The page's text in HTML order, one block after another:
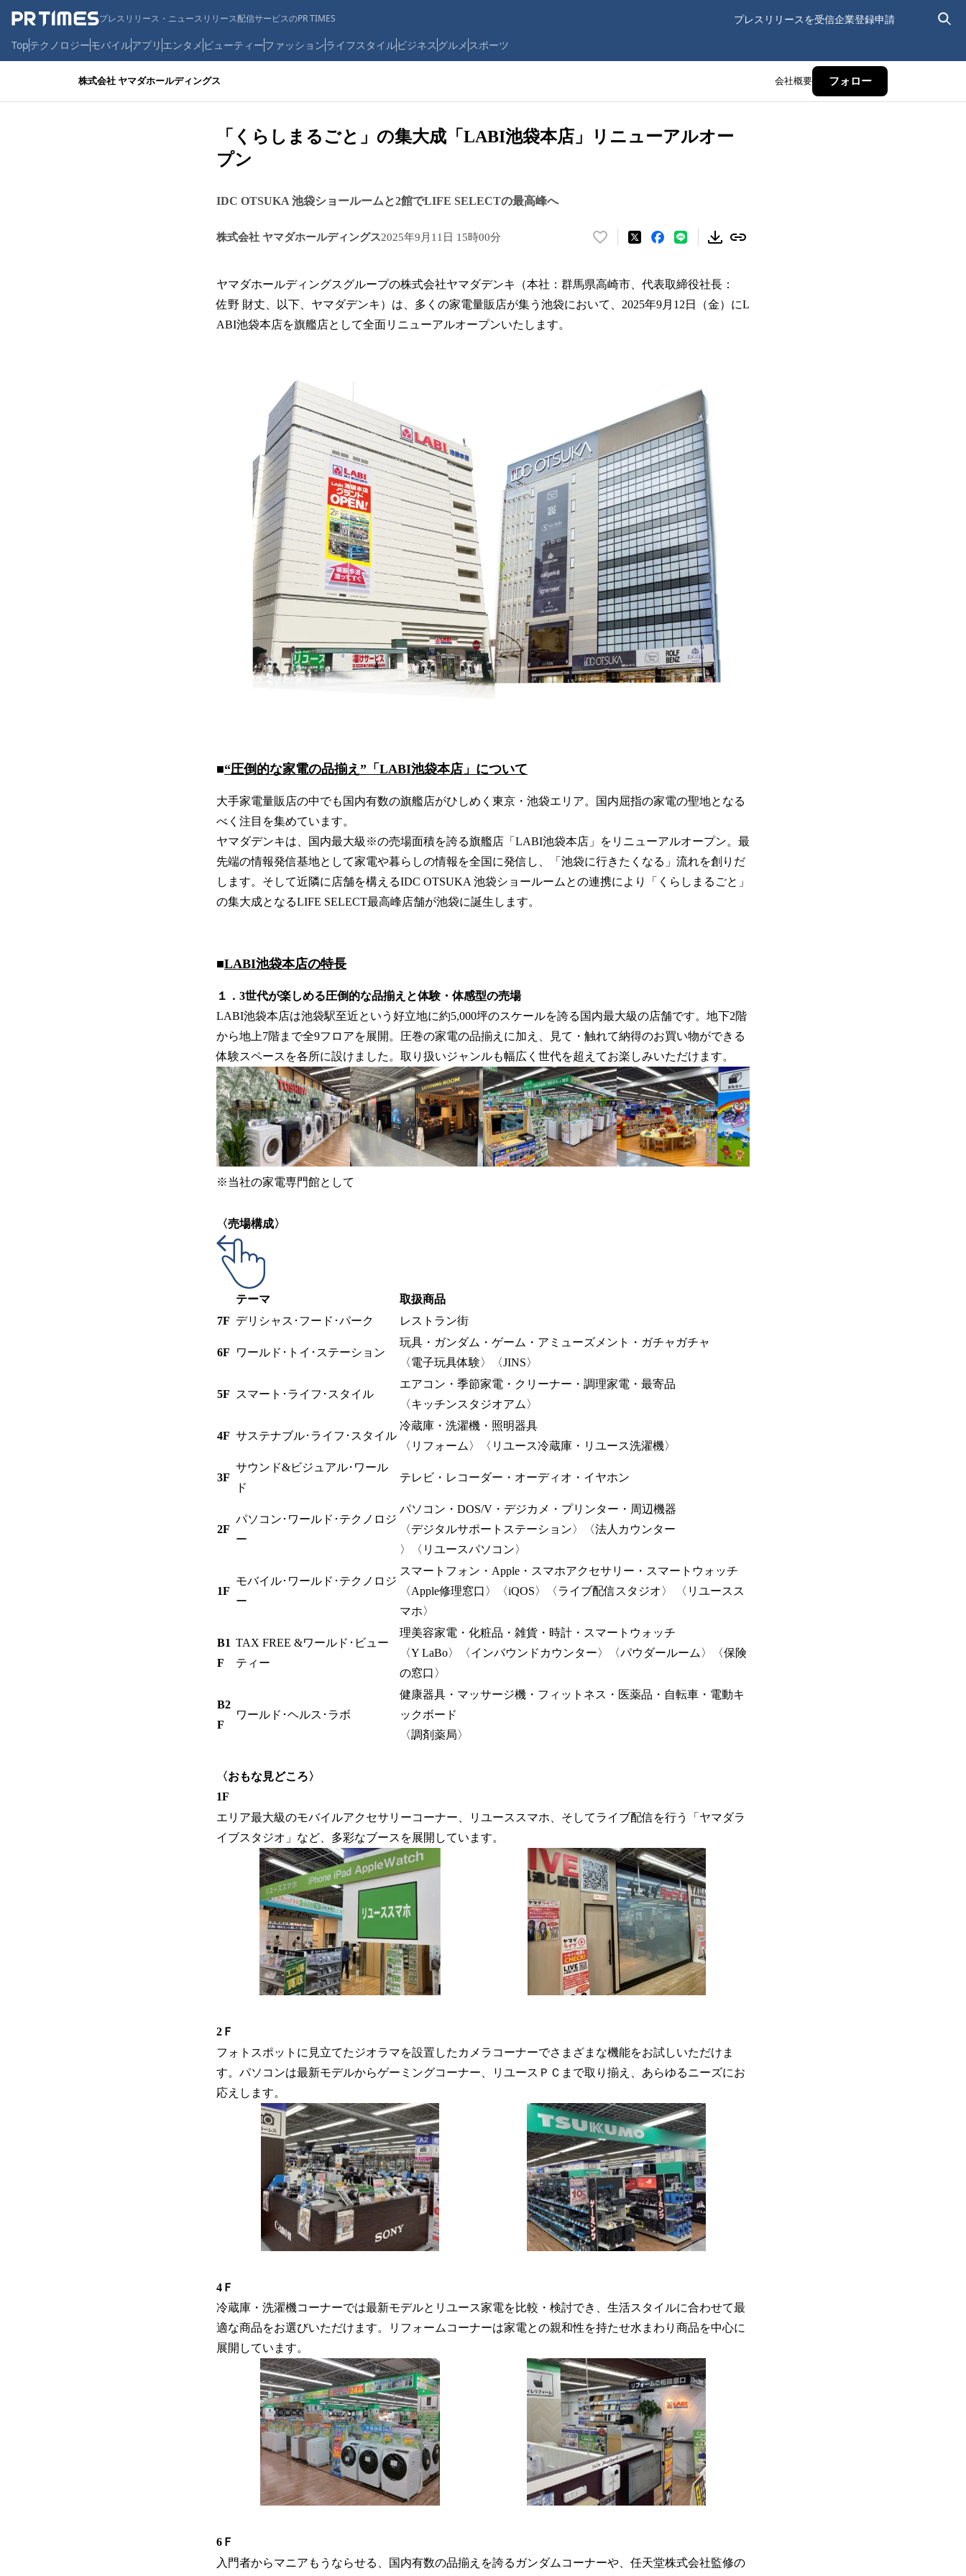
プレスリリース・ニュースリリース配信サービスのPR TIMES プレスリリースを受信企業登録申請
Topテクノロジーモバイルアプリ エンタメ ビューティーファッションライフスタイルビジネス グルメ スポーツ
株式会社 ヤマダホールディングス 会社概要 フォロー
「くらしまるごと」の集大成「LABI池袋本店」リニューアルオー
プン
IDC OTSUKA 池袋ショールームと2館でLIFE SELECTの最高峰へ
株式会社 ヤマダホールディングス2025年9月11日 15時00分
い
！
数
す
ヤマダホールディングスグループの株式会社ヤマダデンキ（本社：群馬県高崎市、代表取締役社長：
佐野 財丈、以下、ヤマダデンキ）は、多くの家電量販店が集う池袋において、2025年9月12日（金）にL
ABI池袋本店を旗艦店として全面リニューアルオープンいたします。
■“圧倒的な家電の品揃え”「LABI池袋本店」について
大手家電量販店の中でも国内有数の旗艦店がひしめく東京・池袋エリア。国内屈指の家電の聖地となる
べく注目を集めています。
ヤマダデンキは、国内最大級※の売場面積を誇る旗艦店「LABI池袋本店」をリニューアルオープン。最
先端の情報発信基地として家電や暮らしの情報を全国に発信し、「池袋に行きたくなる」流れを創りだ
します。そして近隣に店舗を構えるIDC OTSUKA 池袋ショールームとの連携により「くらしまるごと」
の集大成となるLIFE SELECT最高峰店舗が池袋に誕生します。
■LABI池袋本店の特長
１．3世代が楽しめる圧倒的な品揃えと体験・体感型の売場
LABI池袋本店は池袋駅至近という好立地に約5,000坪のスケールを誇る国内最大級の店舗です。地下2階
から地上7階まで全9フロアを展開。圧巻の家電の品揃えに加え、見て・触れて納得のお買い物ができる
体験スペースを各所に設けました。取り扱いジャンルも幅広く世代を超えてお楽しみいただけます。
※当社の家電専門館として
〈売場構成〉
テーマ
取扱商品
7F デリシャス･フード･パーク レストラン街
6F ワールド･トイ･ステーション
玩具・ガンダム・ゲーム・アミューズメント・ガチャガチャ
〈電子玩具体験〉〈JINS〉
5F スマート･ライフ･スタイル
エアコン・季節家電・クリーナー・調理家電・最寄品
〈キッチンスタジオアム〉
4F サステナブル･ライフ･スタイル
冷蔵庫・洗濯機・照明器具
〈リフォーム〉〈リユース冷蔵庫・リユース洗濯機〉
3F
サウンド&ビジュアル･ワール
ド
テレビ・レコーダー・オーディオ・イヤホン
2F
パソコン･ワールド･テクノロジ
ー
パソコン・DOS/V・デジカメ・プリンター・周辺機器
〈デジタルサポートステーション〉〈法人カウンター
〉〈リユースパソコン〉
1F
モバイル･ワールド･テクノロジ
ー
スマートフォン・Apple・スマホアクセサリー・スマートウォッチ
〈Apple修理窓口〉〈iQOS〉〈ライブ配信スタジオ〉 〈リユースス
マホ〉
B1
F
TAX FREE &ワールド･ビュー
ティー
理美容家電・化粧品・雑貨・時計・スマートウォッチ
〈Y LaBo〉〈インバウンドカウンター〉〈パウダールーム〉〈保険
の窓口〉
B2
F
ワールド･ヘルス･ラボ
健康器具・マッサージ機・フィットネス・医薬品・自転車・電動キ
ックボード
〈調剤薬局〉
〈おもな見どころ〉
1F
エリア最大級のモバイルアクセサリーコーナー、リユーススマホ、そしてライブ配信を行う「ヤマダラ
イブスタジオ」など、多彩なブースを展開しています。
2Ｆ
フォトスポットに見立てたジオラマを設置したカメラコーナーでさまざまな機能をお試しいただけま
す。パソコンは最新モデルからゲーミングコーナー、リユースＰＣまで取り揃え、あらゆるニーズにお
応えします。
4Ｆ
冷蔵庫・洗濯機コーナーでは最新モデルとリユース家電を比較・検討でき、生活スタイルに合わせて最
適な商品をお選びいただけます。リフォームコーナーは家電との親和性を持たせ水まわり商品を中心に
展開しています。
6Ｆ
入門者からマニアもうならせる、国内有数の品揃えを誇るガンダムコーナーや、任天堂株式会社監修の